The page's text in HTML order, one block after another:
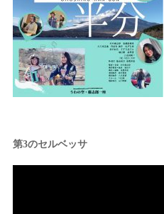
第3のセルベッサ